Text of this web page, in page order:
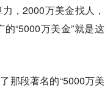
，2000万美金找人，
“5000万美金”就是这
那段著名的“5000万美